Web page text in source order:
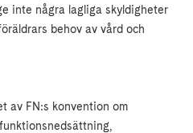
inte några lagliga skyldigheter
behov av vård och
av FN:s konvention om